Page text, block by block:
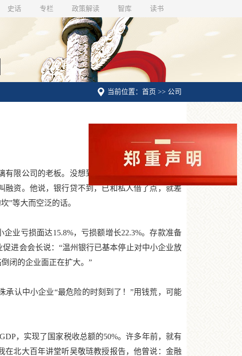
史话 专栏 政策解读 智库 读书
当前位置：首页 >> 公司
限公司的老板。没想到他提出的问题竟然是由于
资。他说，银行贷不到，已和私人借了点，就差
”等大而空泛的话。
业亏损面达15.8%，亏损额增长22.3%。存款准备
进会会长说：“温州银行已基本停止对中小企业放
闭的企业面正在扩大。”
认中小企业“最危险的时刻到了！”用钱荒，可能
，实现了国家税收总额的50%。许多年前，就有
在北大百年讲堂听吴敬琏教授报告，他曾说：金融